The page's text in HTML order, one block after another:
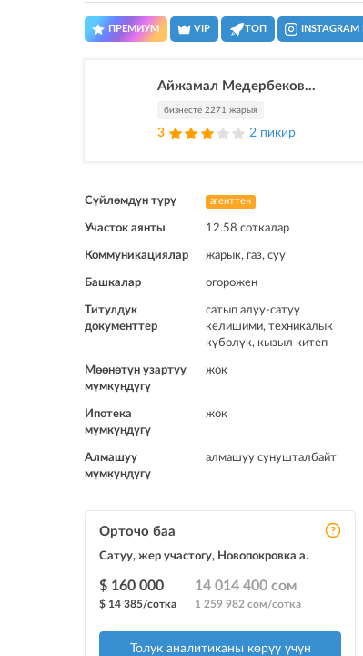
ПРЕМИУМ VIP ТОП
Айжамал Медербеков...
бизнесте 2271 жарыя
3 2 пикир
Сүйлөмдүн түрү агенттен
Участок аянты 12.58 соткалар
Коммуникациялар жарык, газ, суу
Башкалар огорожен
Титулдук
документтер
сатып алуу-сатуу
келишими, техникалык
күбөлүк, кызыл китеп
Мөөнөтүн узартуу
мүмкүндүгү
жок
Ипотека
мүмкүндүгү
жок
Алмашуу
мүмкүндүгү
алмашуу сунушталбайт
Орточо баа
Сатуу, жер участогу, Новопокровка а.
$ 160 000
$ 14 385/сотка
14 014 400 сом
1 259 982 сом/сотка
Толук аналитиканы көрүү үчүн